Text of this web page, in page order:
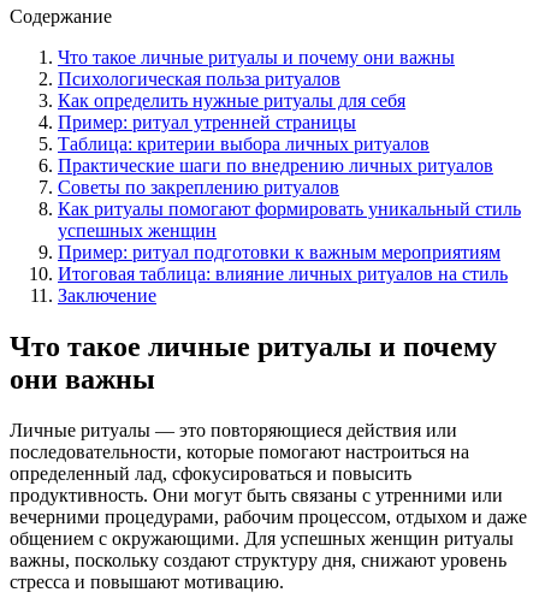
Содержание
Что такое личные ритуалы и почему они важны
Психологическая польза ритуалов
Как определить нужные ритуалы для себя
Пример: ритуал утренней страницы
Таблица: критерии выбора личных ритуалов
Практические шаги по внедрению личных ритуалов
Советы по закреплению ритуалов
Как ритуалы помогают формировать уникальный стиль
успешных женщин
Пример: ритуал подготовки к важным мероприятиям
Итоговая таблица: влияние личных ритуалов на стиль
Заключение
Что такое личные ритуалы и почему
они важны
Личные ритуалы — это повторяющиеся действия или
последовательности, которые помогают настроиться на
определенный лад, сфокусироваться и повысить
продуктивность. Они могут быть связаны с утренними или
вечерними процедурами, рабочим процессом, отдыхом и даже
общением с окружающими. Для успешных женщин ритуалы
важны, поскольку создают структуру дня, снижают уровень
стресса и повышают мотивацию.